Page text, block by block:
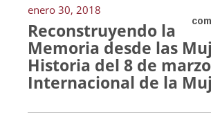
enero 30, 2018
Reconstruyendo la
Memoria desde las
Historia del 8 de
Internacional de la